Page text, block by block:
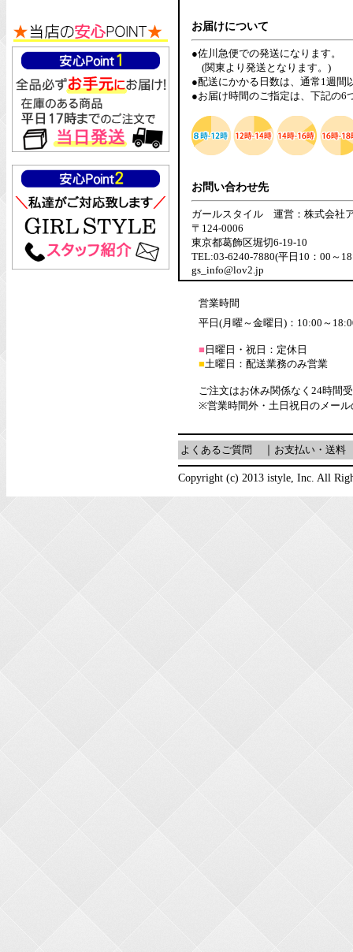
お届けについて
●佐川急便での発送になります。
(関東より発送となります。)
●配送にかかる日数は、通常1週間
●お届け時間のご指定は、下記の6
お問い合わせ先
ガールスタイル 運営：株式会社
〒124-0006
東京都葛飾区堀切6-19-10
TEL:03-6240-7880(平日10：00～
gs_info@lov2.jp
営業時間
平日(月曜～金曜日)：10:00～
■ 日曜日・祝日：定休日
■土曜日：配送業務のみ営業
ご注文はお休み関係なく24時間
※営業時間外・土日祝日のメー
よくあるご質問 お支払い・送料
Copyright (c) 2013 istyle, Inc. All